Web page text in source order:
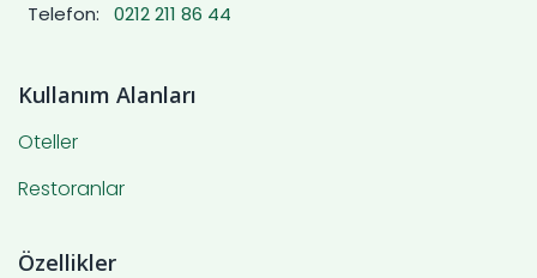
Telefon:
0212 211 86 44
Kullanım Alanları
Oteller
Restoranlar
Özellikler